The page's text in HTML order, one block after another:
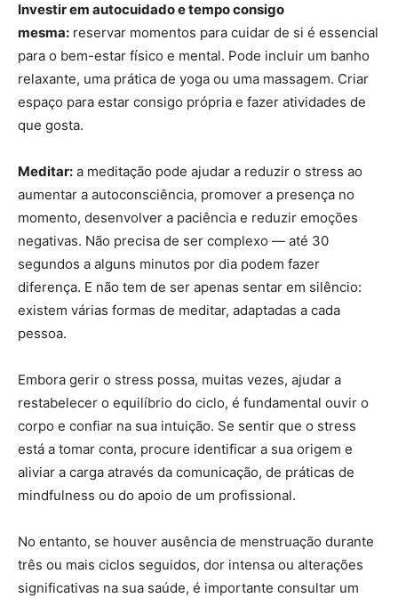
Investir em autocuidado e tempo consigo
mesma: reservar momentos para cuidar de si é essencial
para o bem-estar físico e mental. Pode incluir um banho
relaxante, uma prática de yoga ou uma massagem. Criar
espaço para estar consigo própria e fazer atividades de
que gosta.
Meditar: a meditação pode ajudar a reduzir o stress ao
aumentar a autoconsciência, promover a presença no
momento, desenvolver a paciência e reduzir emoções
negativas. Não precisa de ser complexo — até 30
segundos a alguns minutos por dia podem fazer
diferença. E não tem de ser apenas sentar em silêncio:
existem várias formas de meditar, adaptadas a cada
pessoa.
Embora gerir o stress possa, muitas vezes, ajudar a
restabelecer o equilíbrio do ciclo, é fundamental ouvir o
corpo e confiar na sua intuição. Se sentir que o stress
está a tomar conta, procure identificar a sua origem e
aliviar a carga através da comunicação, de práticas de
mindfulness ou do apoio de um profissional.
No entanto, se houver ausência de menstruação durante
três ou mais ciclos seguidos, dor intensa ou alterações
significativas na sua saúde, é importante consultar um